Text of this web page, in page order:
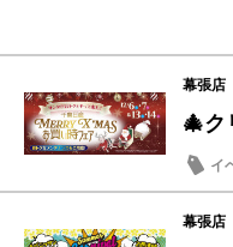
幕張店
🎄ク
イ
幕張店